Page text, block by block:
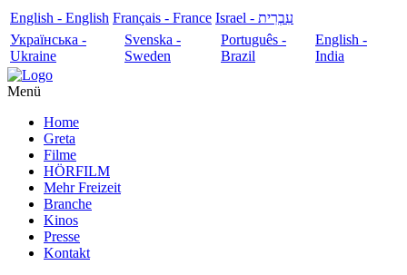
English - English Français - France
עִבְרִית - Israel
Українська -
Ukraine
Svenska -
Sweden
Português -
Brazil
English -
India
Menü
Home
Greta
Filme
HÖRFILM
Mehr Freizeit
Branche
Kinos
Presse
Kontakt